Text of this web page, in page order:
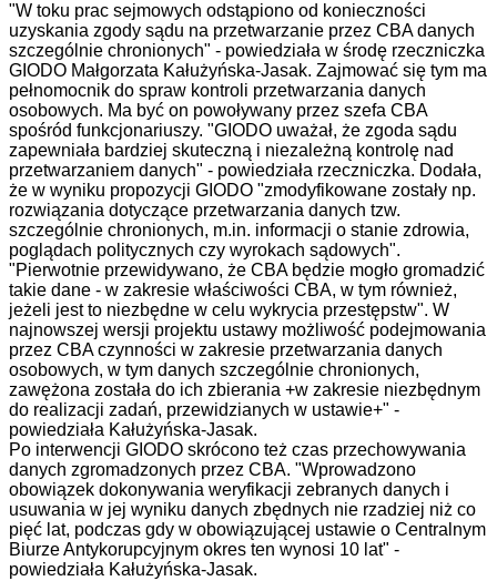
"W toku prac sejmowych odstąpiono od konieczności
uzyskania zgody sądu na przetwarzanie przez CBA danych
szczególnie chronionych" - powiedziała w środę rzeczniczka
GIODO Małgorzata Kałużyńska-Jasak. Zajmować się tym ma
pełnomocnik do spraw kontroli przetwarzania danych
osobowych. Ma być on powoływany przez szefa CBA
spośród funkcjonariuszy. "GIODO uważał, że zgoda sądu
zapewniała bardziej skuteczną i niezależną kontrolę nad
przetwarzaniem danych" - powiedziała rzeczniczka. Dodała,
że w wyniku propozycji GIODO "zmodyfikowane zostały np.
rozwiązania dotyczące przetwarzania danych tzw.
szczególnie chronionych, m.in. informacji o stanie zdrowia,
poglądach politycznych czy wyrokach sądowych".
"Pierwotnie przewidywano, że CBA będzie mogło gromadzić
takie dane - w zakresie właściwości CBA, w tym również,
jeżeli jest to niezbędne w celu wykrycia przestępstw". W
najnowszej wersji projektu ustawy możliwość podejmowania
przez CBA czynności w zakresie przetwarzania danych
osobowych, w tym danych szczególnie chronionych,
zawężona została do ich zbierania +w zakresie niezbędnym
do realizacji zadań, przewidzianych w ustawie+" -
powiedziała Kałużyńska-Jasak.
Po interwencji GIODO skrócono też czas przechowywania
danych zgromadzonych przez CBA. "Wprowadzono
obowiązek dokonywania weryfikacji zebranych danych i
usuwania w jej wyniku danych zbędnych nie rzadziej niż co
pięć lat, podczas gdy w obowiązującej ustawie o Centralnym
Biurze Antykorupcyjnym okres ten wynosi 10 lat" -
powiedziała Kałużyńska-Jasak.